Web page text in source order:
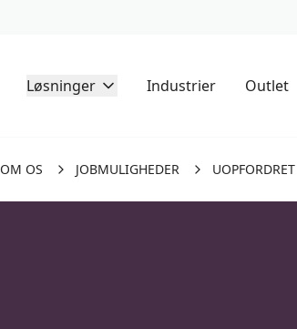
Løsninger Industrier Outlet
OM OS JOBMULIGHEDER